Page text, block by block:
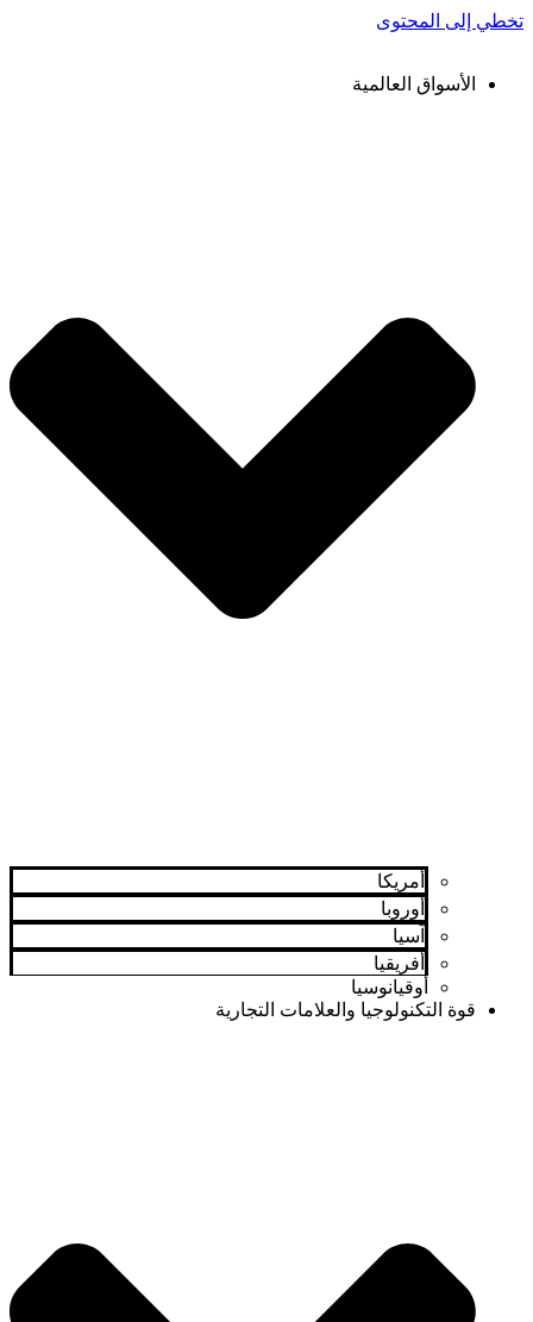
تخطي إلى المحتوى
الأسواق العالمية
أمريكا
أوروبا
آسيا
أفريقيا
أوقيانوسيا
قوة التكنولوجيا والعلامات التجارية